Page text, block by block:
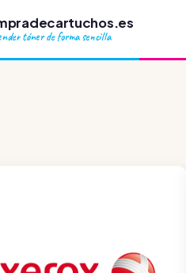
tóner de forma sencilla